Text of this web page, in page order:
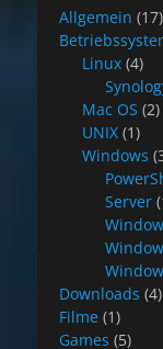
Allgemein (17)
Linux (4)
Mac OS (2)
UNIX (1)
Windows
Server
Downloads (4)
Filme (1)
Games (5)